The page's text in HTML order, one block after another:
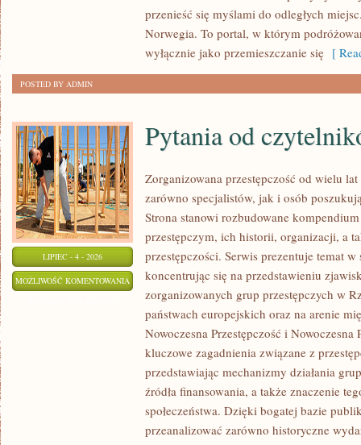
przenieść się myślami do odległych
Norwegia. To portal, w którym
wyłącznie jako przemieszczanie się [
POSTED BY ADMIN
LIPIEC - 4 - 2026
MOŻLIWOŚĆ KOMENTOWANIA PYTANIA
CZYTELNIKÓW
Pytania od
Zorganizowana przestępczość od wielu
zarówno specjalistów, jak i osób
Strona stanowi rozbudowane
przestępczym, ich historii, organizacji, a
przestępczości. Serwis prezentuje temat
koncentrując się na przedstawieniu
zorganizowanych grup przestępczych w
państwach europejskich oraz na arenie
Nowoczesna Przestępczość i Nowoczesna
kluczowe zagadnienia związane z
przedstawiając mechanizmy działania
źródła finansowania, a także znaczenie
społeczeństwa. Dzięki bogatej bazie
przeanalizować zarówno historyczne